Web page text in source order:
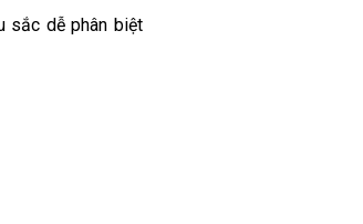
sắc dễ phân biệt